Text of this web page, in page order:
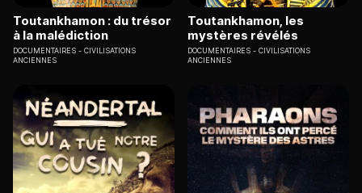
Toutankhamon : du trésor
à la malédiction
DOCUMENTAIRES
CIVILISATIONS
ANCIENNES
Toutankhamon, les
mystères révélés
DOCUMENTAIRES
CIVILISATIONS
ANCIENNES